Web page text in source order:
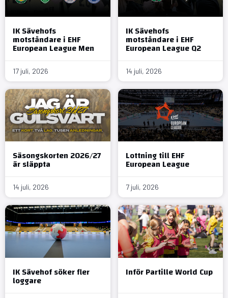
IK Sävehofs
motståndare i EHF
European League Men
17 juli, 2026
IK Sävehofs
motståndare i EHF
European League Q2
14 juli, 2026
Säsongskorten 2026/27
är släppta
14 juli, 2026
Lottning till EHF
European League
7 juli, 2026
IK Sävehof söker fler
loggare
Inför Partille World Cup